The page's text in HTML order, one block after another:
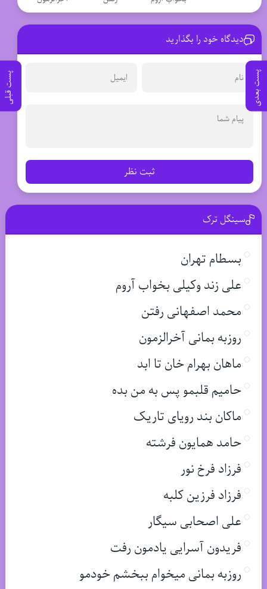
پست بعدی پست قبلی
دیدگاه خود را بگذارید
ثبت نظر
سینگل ترک
بسطام تهران
علی زند وکیلی بخواب آروم
محمد اصفهانی رفتن
روزبه بمانی آخرالزمون
ماهان بهرام خان تا ابد
حامیم قلبمو پس به من بده
ماکان بند رویای تاریک
حامد همایون فرشته
فرزاد فرخ نور
فرزاد فرزین کلبه
علی اصحابی سیگار
فریدون آسرایی یادمون رفت
روزبه بمانی میخوام ببخشم خودمو